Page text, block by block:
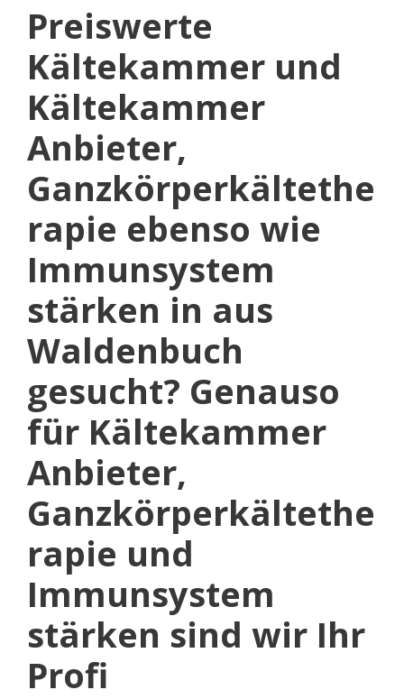
Preiswerte
Kältekammer und
Kältekammer
Anbieter,
Ganzkörperkältethe
rapie ebenso wie
Immunsystem
stärken in aus
Waldenbuch
gesucht? Genauso
für Kältekammer
Anbieter,
Ganzkörperkältethe
rapie und
Immunsystem
stärken sind wir Ihr
Profi